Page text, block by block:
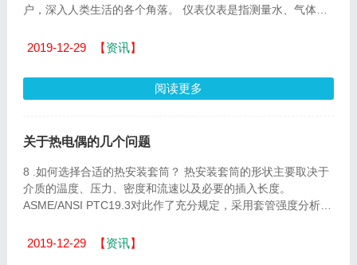
户，深入人类生活的各个角落。 仪表仪表是指测量水、气体、
2019-12-29 【资讯】
阅读更多
关于热电偶的几个问题
8 .如何选择合适的热安装套筒？ 热安装套筒的形状主要取决于
介质的温度、压力、密度和流速以及必要的插入长度。
ASME/ANSI PTC19.3对此作了充分规定，采用套管强度分析软
2019-12-29 【资讯】